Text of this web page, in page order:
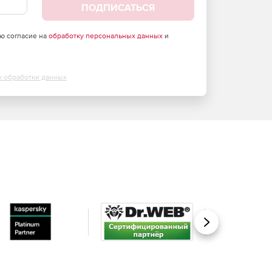
ПОДПИСАТЬСЯ
согласие на обработку персональных данныхи
обработки данных
Вперед